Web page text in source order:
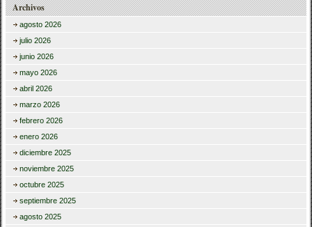
Archivos
agosto 2026
julio 2026
junio 2026
mayo 2026
abril 2026
marzo 2026
febrero 2026
enero 2026
diciembre 2025
noviembre 2025
octubre 2025
septiembre 2025
agosto 2025